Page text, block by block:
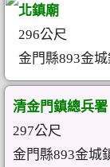
北鎮廟
296公尺
金門縣893金
清金門鎮總兵署
297公尺
金門縣893金城